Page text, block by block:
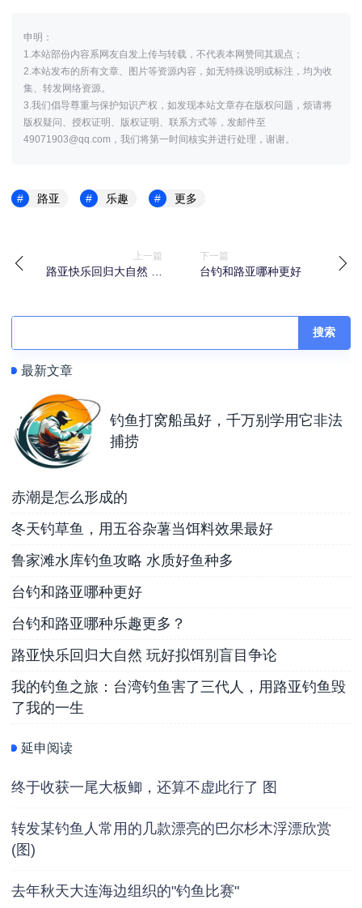
申明：
1.本站部份内容系网友自发上传与转载，不代表本网赞同其观点；
2.本站发布的所有文章、图片等资源内容，如无特殊说明或标注，均为收
集、转发网络资源。
3.我们倡导尊重与保护知识产权，如发现本站文章存在版权问题，烦请将
版权疑问、授权证明、版权证明、联系方式等，发邮件至
49071903@qq.com，我们将第一时间核实并进行处理，谢谢。
路亚 乐趣 更多
上一篇
路亚快乐回归大自然 玩
下一篇
台钓和路亚哪种更好
搜索
最新文章
钓鱼打窝船虽好，千万别学用它非法
捕捞
赤潮是怎么形成的
冬天钓草鱼，用五谷杂薯当饵料效果最好
鲁家滩水库钓鱼攻略 水质好鱼种多
台钓和路亚哪种更好
台钓和路亚哪种乐趣更多？
路亚快乐回归大自然 玩好拟饵别盲目争论
我的钓鱼之旅：台湾钓鱼害了三代人，用路亚钓鱼毁
了我的一生
延申阅读
终于收获一尾大板鲫，还算不虚此行了 图
转发某钓鱼人常用的几款漂亮的巴尔杉木浮漂欣赏
(图)
去年秋天大连海边组织的"钓鱼比赛"